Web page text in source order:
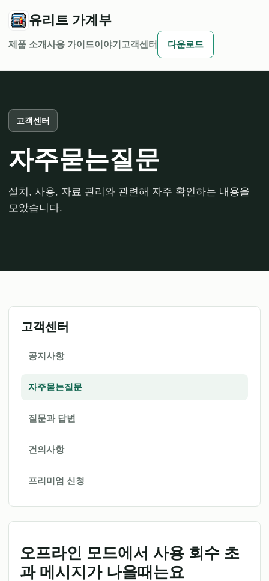
유리트 가계부
제품 소개사용 가이드이야기 고객센터 다운로드
고객센터
자주묻는질문
설치, 사용, 자료 관리와 관련해 자주 확인하는 내용을
모았습니다.
고객센터
공지사항
자주묻는질문
질문과 답변
건의사항
프리미엄 신청
오프라인 모드에서 사용 회수 초
과 메시지가 나올때는요